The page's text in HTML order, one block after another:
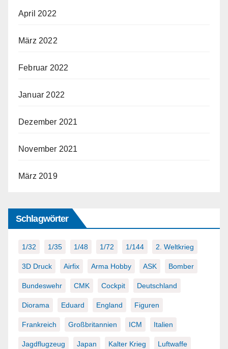
April 2022
März 2022
Februar 2022
Januar 2022
Dezember 2021
November 2021
März 2019
Schlagwörter
1/32 1/35 1/48 1/72 1/144 2. Weltkrieg
3D Druck Airfix Arma Hobby ASK Bomber
Bundeswehr CMK Cockpit Deutschland
Diorama Eduard England Figuren
Frankreich Großbritannien ICM Italien
Jagdflugzeug Japan Kalter Krieg Luftwaffe